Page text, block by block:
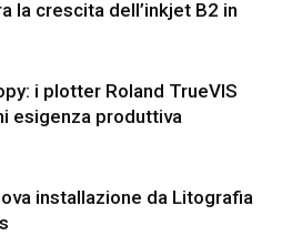
la crescita dell’inkjet B2 in
i plotter Roland TrueVIS
esigenza produttiva
installazione da Litografia